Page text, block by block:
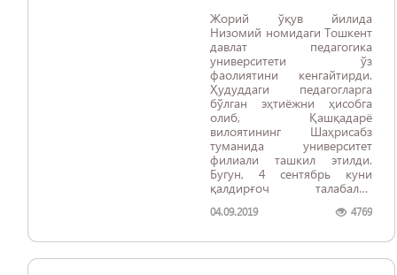
Жорий ўқув йилида
Низомий номидаги Тошкент
давлат педагогика
университети ўз
фаолиятини кенгайтирди.
Ҳудуддаги педагогларга
бўлган эҳтиёжни ҳисобга
олиб, Қашқадарё
вилоятининг Шаҳрисабз
туманида университет
филиали ташкил этилди.
Бугун, 4 сентябрь куни
қалдирғоч талабалар
расмий очилиш маросими
04.09.2019 4769